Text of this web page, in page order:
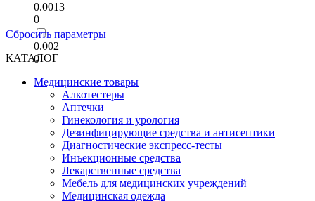
0.0013
0
0.002
0
Сбросить параметры
КАТАЛОГ
Медицинские товары
Алкотестеры
Аптечки
Гинекология и урология
Дезинфицирующие средства и антисептики
Диагностические экспресс-тесты
Инъекционные средства
Лекарственные средства
Мебель для медицинских учреждений
Медицинская одежда